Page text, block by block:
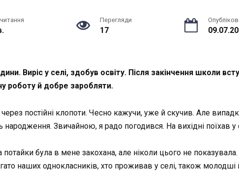
Перегляди
17
Виріс у селі, здобув освіту. Після закінчення школи
роботу й добре заробляти.
постійні клопоти. Чесно кажучи, уже й скучив. Але
Звичайною, я радо погодився. На вихідні поїхав у
була в мене закохана, але ніколи цього не показувала.
наших однокласників, хто проживав у селі, також молодші